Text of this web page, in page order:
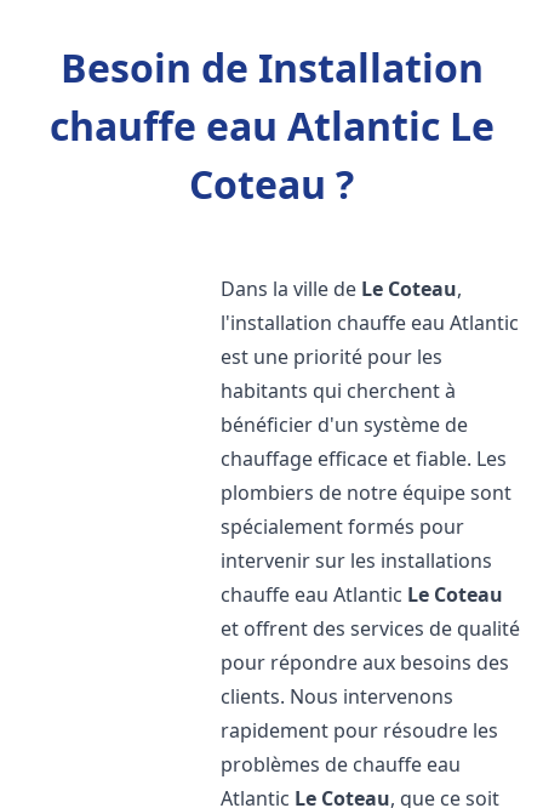
Besoin de Installation
chauffe eau Atlantic Le
Coteau ?
Dans la ville de Le Coteau,
l'installation chauffe eau Atlantic
est une priorité pour les
habitants qui cherchent à
bénéficier d'un système de
chauffage efficace et fiable. Les
plombiers de notre équipe sont
spécialement formés pour
intervenir sur les installations
chauffe eau Atlantic Le Coteau
et offrent des services de qualité
pour répondre aux besoins des
clients. Nous intervenons
rapidement pour résoudre les
problèmes de chauffe eau
Atlantic Le Coteau, que ce soit